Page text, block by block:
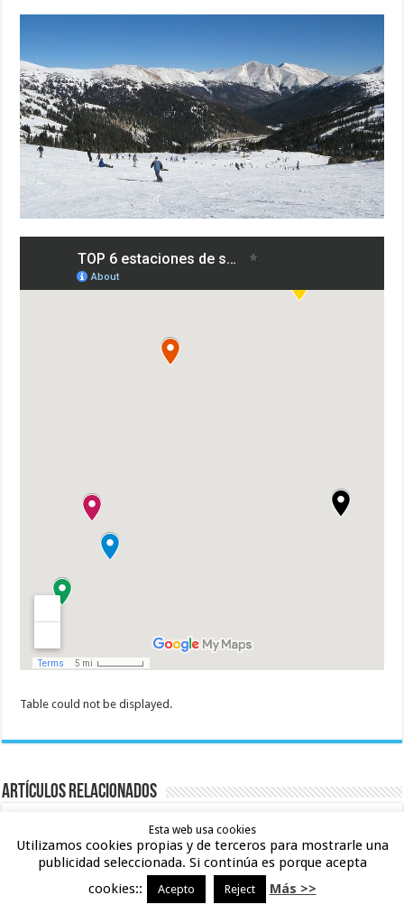
Table could not be displayed.
Artículos relacionados
Esta web usa cookies
Utilizamos cookies propias y de terceros para mostrarle una
publicidad seleccionada. Si continúa es porque acepta
cookies::
Acepto Reject Más >>